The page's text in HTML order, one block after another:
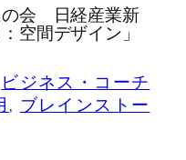
の会 日経産業新
空間デザイン」
ビジネス・コーチ
, ブレインストー